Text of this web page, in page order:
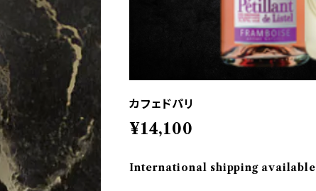
カフェドパリ
¥14,100
International shipping available